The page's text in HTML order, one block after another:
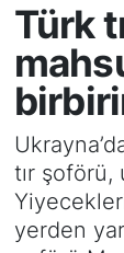
Türk
tır şoförü,
yerden
SPOR
Puan
Tüm
Son
Haber